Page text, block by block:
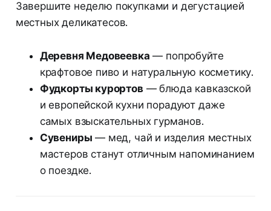
Завершите неделю покупками и дегустацией
местных деликатесов.
Деревня Медовеевка — попробуйте
крафтовое пиво и натуральную косметику.
Фудкорты курортов— блюда кавказской
и европейской кухни порадуют даже
самых взыскательных гурманов.
Сувениры — мед, чай и изделия местных
мастеров станут отличным напоминанием
о поездке.